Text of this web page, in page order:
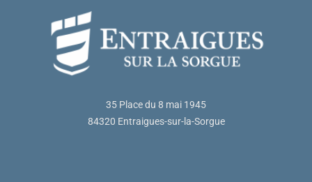
35 Place du 8 mai 1945
84320 Entraigues-sur-la-Sorgue